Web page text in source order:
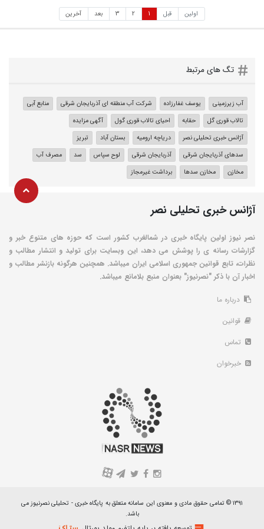
اولین قبل 1
2
3 بعد آخرین
تگ های مرتبط
آب زیرزمینی یوسف غفارزاده شرکت آب منطقه ای آذربایجان شرقی
منابع آبی
تالاب قوری گل
حقابه احیای تالاب قوری گول
آگهی مزایده
آژانس خبری تحلیلی نصر
دریاچه ارومیه بستان آباد
تبریز
سدهای آذربایجان شرقی
آذربایجان شرقی لوح سپاس سد
مصرف آب
مخازن
مخازن سدها برداشت غیرمجاز
آژانس خبری تحلیلی نصر
نصر نیوز اولین پایگاه خبری در شمالغرب کشور است که حوزه های متنوع خبر و
گزارشات رسانه ی را پوشش می دهد، این وبسایت برای تولید و انتشار مطالب و
نظرات، تابع قوانین جمهوری اسلامی ایران میباشد. همچنین هرگونه بازنشر مطالب و
اخبار آن با ذکر "نصرنیوز" بعنوان منبع بلامانع میباشد.
درباره ما
قوانین
تماس
خبرخوان
A
۱۳۹۱ © تمامی حقوق مادی و معنوی این سامانه متعلق به پایگاه خبری - تحلیلی نصرنیوز می
باشد.